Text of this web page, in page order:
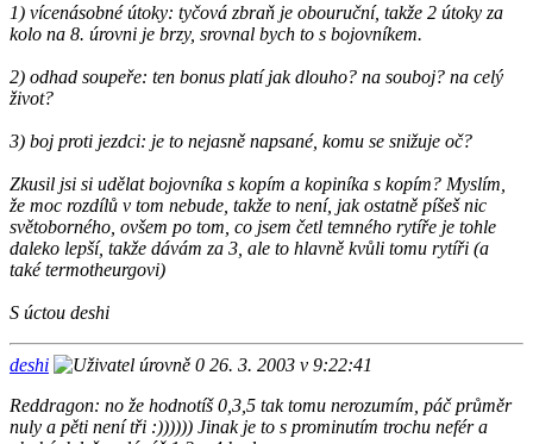
1) vícenásobné útoky: tyčová zbraň je obouruční, takže 2 útoky za
kolo na 8. úrovni je brzy, srovnal bych to s bojovníkem.
2) odhad soupeře: ten bonus platí jak dlouho? na souboj? na celý
život?
3) boj proti jezdci: je to nejasně napsané, komu se snižuje oč?
Zkusil jsi si udělat bojovníka s kopím a kopiníka s kopím? Myslím,
že moc rozdílů v tom nebude, takže to není, jak ostatně píšeš nic
světoborného, ovšem po tom, co jsem četl temného rytíře je tohle
daleko lepší, takže dávám za 3, ale to hlavně kvůli tomu rytíři (a
také termotheurgovi)
S úctou deshi
deshi
26. 3. 2003 v 9:22:41
Reddragon: no že hodnotíš 0,3,5 tak tomu nerozumím, páč průměr
nuly a pěti není tři :)))))) Jinak je to s prominutím trochu nefér a